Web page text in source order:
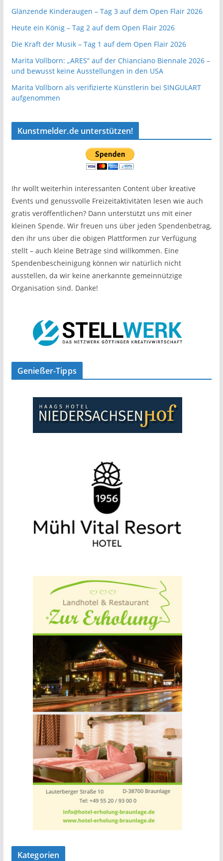
Glänzende Kinderaugen – Tag 3 auf dem Open Flair 2026
Heute ein König – Tag 2 auf dem Open Flair 2026
Die Kraft der Musik – Tag 1 auf dem Open Flair 2026
Marita Vollborn: „ARES“ auf der Chianciano Biennale 2026 –
und bewusst keine Ausstellungen in den USA
Marita Vollborn als verifizierte Künstlerin bei SINGULART
aufgenommen
Kunstmelder.de unterstützen!
Ihr wollt weiterhin interessanten Content über kreative
Events und genussvolle Freizeitaktivitäten lesen wie auch
gratis veröffentlichen? Dann unterstützt uns mit einer
kleinen Spende. Wir freuen uns über jeden Spendenbetrag,
den ihr uns über die obigen Plattformen zur Verfügung
stellt – auch kleine Beträge sind willkommen. Eine
Spendenbescheinigung können wir natürlich nicht
ausstellen, da wir keine anerkannte gemeinnützige
Organisation sind. Danke!
Genießer-Tipps
Kategorien